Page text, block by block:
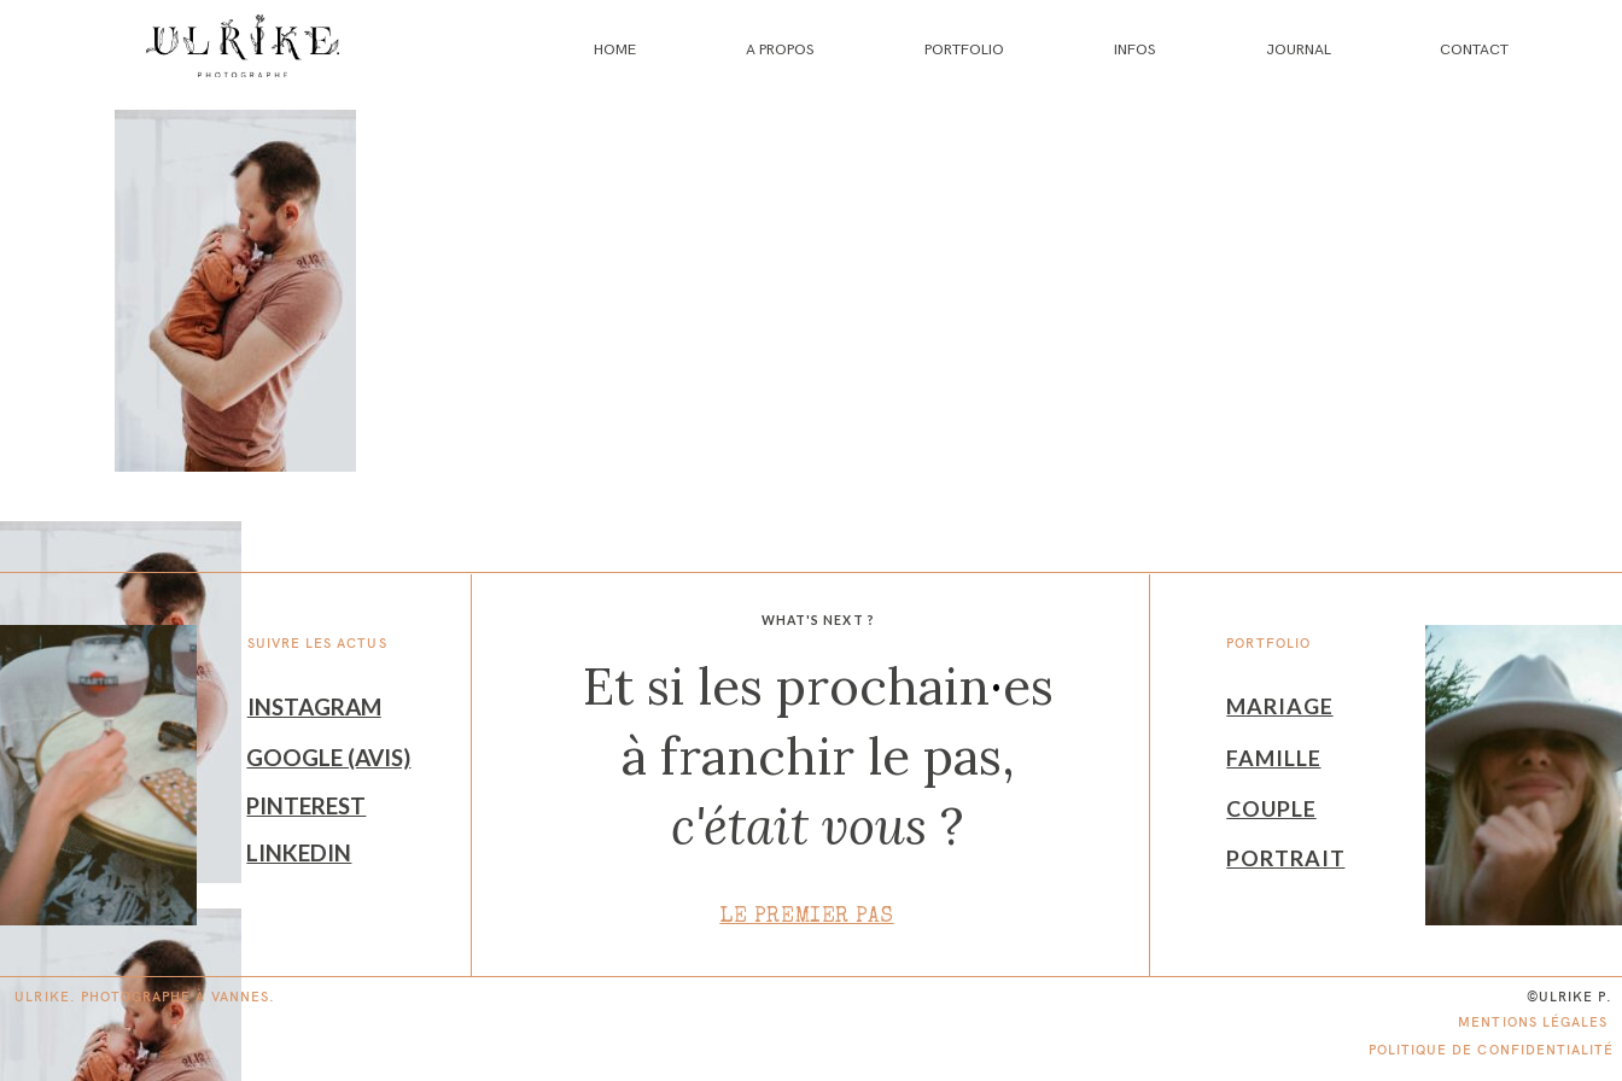
HOME A PROPOS PORTFOLIO INFOS JOURNAL CONTACT
WHAT'S NEXT ?
PORTFOLIO
SUIVRE LES ACTUS
Et si les prochain·es
à franchir le pas,
c'était vous ?
MARIAGE
INSTAGRAM
GOOGLE (AVIS)
FAMILLE
PINTEREST COUPLE
LINKEDIN PORTRAIT
LE PREMIER PAS
©ULRIKE P.
ULRIKE. PHOTOGRAPHE À VAN NES.
MENTIONS LÉGALES
POLITIQUE DE CONFIDENTIALITÉ